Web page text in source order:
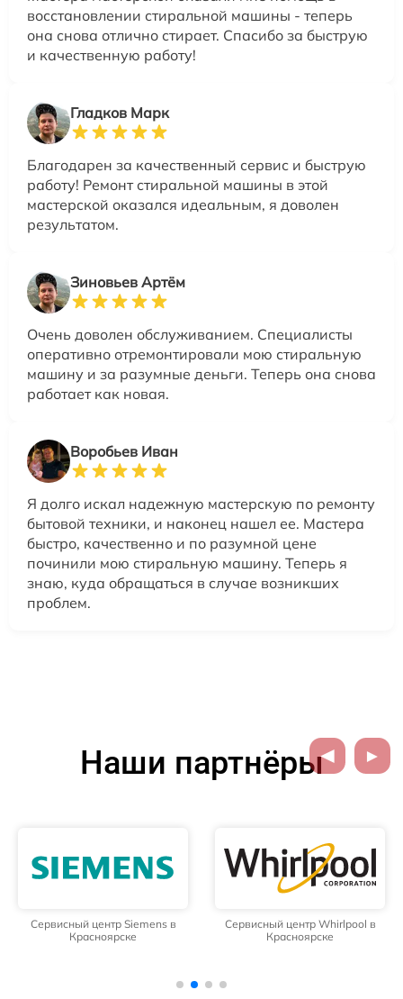
восстановлении стиральной машины - теперь
она снова отлично стирает. Спасибо за быструю
и качественную работу!
Гладков Марк
Благодарен за качественный сервис и быструю
работу! Ремонт стиральной машины в этой
мастерской оказался идеальным, я доволен
результатом.
Зиновьев Артём
Очень доволен обслуживанием. Специалисты
оперативно отремонтировали мою стиральную
машину и за разумные деньги. Теперь она снова
работает как новая.
Воробьев Иван
Я долго искал надежную мастерскую по ремонту
бытовой техники, и наконец нашел ее. Мастера
быстро, качественно и по разумной цене
починили мою стиральную машину. Теперь я
знаю, куда обращаться в случае возникших
проблем.
Наши партнёры
Сервисный центр Siemens в
Красноярске
Сервисный центр Whirlpool в
Красноярске